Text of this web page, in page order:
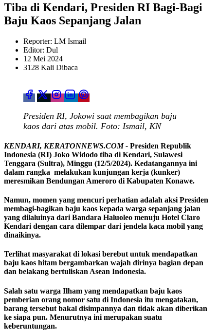
Tiba di Kendari, Presiden RI Bagi-Bagi
Baju Kaos Sepanjang Jalan
Reporter: LM Ismail
Editor: Dul
12 Mei 2024
3128 Kali Dibaca
Presiden RI, Jokowi saat membagikan baju
kaos dari atas mobil. Foto: Ismail, KN
KENDARI, KERATONNEWS.COM - Presiden Republik
Indonesia (RI) Joko Widodo tiba di Kendari, Sulawesi
Tenggara (Sultra), Minggu (12/5/2024). Kedatangannya ini
dalam rangka melakukan kunjungan kerja (kunker)
meresmikan Bendungan Ameroro di Kabupaten Konawe.
Namun, momen yang mencuri perhatian adalah aksi Presiden
membagi-bagikan baju kaos kepada warga sepanjang jalan
yang dilaluinya dari Bandara Haluoleo menuju Hotel Claro
Kendari dengan cara dilempar dari jendela kaca mobil yang
dinaikinya.
Terlihat masyarakat di lokasi berebut untuk mendapatkan
baju kaos hitam bergambarkan wajah dirinya bagian depan
dan belakang bertuliskan Asean Indonesia.
Salah satu warga Ilham yang mendapatkan baju kaos
pemberian orang nomor satu di Indonesia itu mengatakan,
barang tersebut bakal disimpannya dan tidak akan diberikan
ke siapa pun. Menurutnya ini merupakan suatu
keberuntungan.